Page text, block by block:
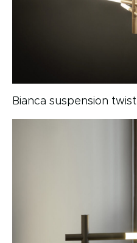
Bianca suspension twist